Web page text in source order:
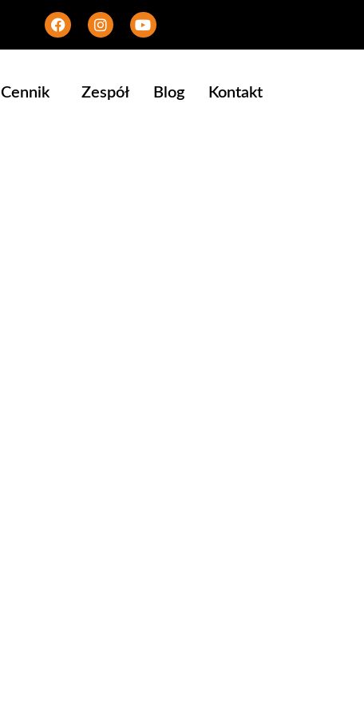
Cennik Zespół Blog Kontakt